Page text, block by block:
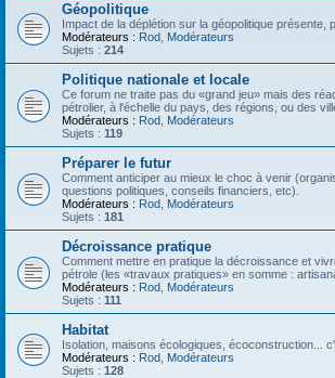
Géopolitique
Impact de la déplétion sur la géopolitique présente,
Modérateurs : Rod Modérateurs
Sujets : 214
Politique nationale et locale
Ce forum ne traite pas du «grand jeu» mais des
pétrolier, à l'échelle du pays, des régions, ou des
Modérateurs : Rod Modérateurs
Sujets : 119
Préparer le futur
Comment anticiper au mieux le choc à venir
questions politiques, conseils financiers, etc).
Modérateurs : Rod Modérateurs
Sujets : 181
Décroissance pratique
Comment mettre en pratique la décroissance et
pétrole (les «travaux pratiques» en somme :
Modérateurs : Rod Modérateurs
Sujets : 111
Habitat
Isolation, maisons écologiques, écoconstruction...
Modérateurs : Rod Modérateurs
Sujets : 128